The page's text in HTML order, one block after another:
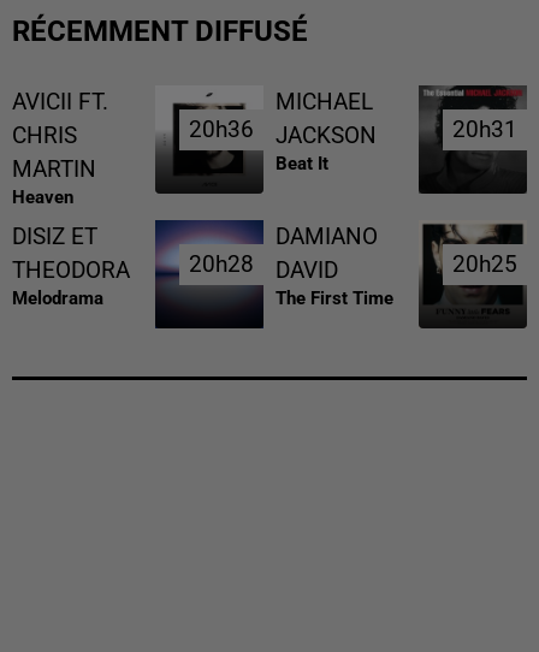
RÉCEMMENT DIFFUSÉ
AVICII FT.
CHRIS
MARTIN
Heaven
20h36
20h36
MICHAEL
JACKSON
Beat It
20h31
20h31
DISIZ ET
THEODORA
Melodrama
20h28
20h28
DAMIANO
DAVID
The First Time
20h25
20h25